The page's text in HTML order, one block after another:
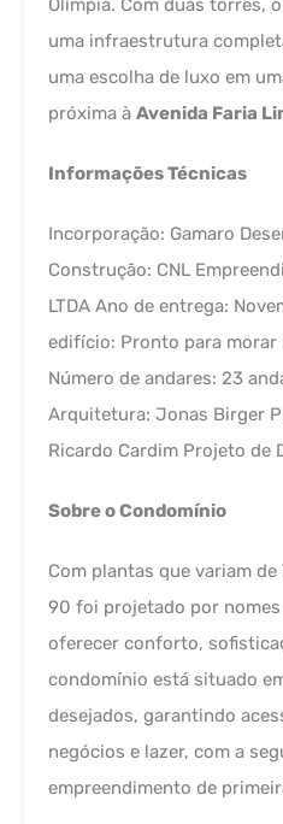
Olímpia. Com duas torres,
uma infraestrutura
uma escolha de luxo em
próxima à Avenida Faria
Informações Técnicas
Incorporação: Gamaro
Construção: CNL
LTDA Ano de entrega:
edifício: Pronto para morar
Número de andares: 23
Arquitetura: Jonas Birger
Ricardo Cardim Projeto de
Sobre o Condomínio
Com plantas que variam de
90 foi projetado por
oferecer conforto,
condomínio está situado
desejados, garantindo
negócios e lazer, com a
empreendimento de